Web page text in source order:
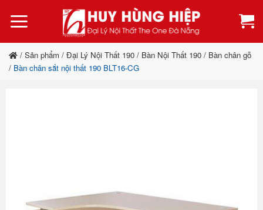
qua
dung
/ Sản phẩm / Đại Lý Nội Thất 190 / Bàn Nội Thất 190 / Bàn chân gỗ
/ Bàn chân sắt nội thất 190 BLT16-CG